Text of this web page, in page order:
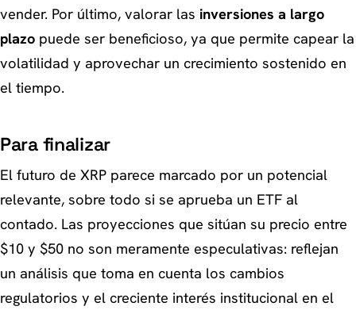
vender. Por último, valorar las inversiones a largo
plazo puede ser beneficioso, ya que permite capear la
volatilidad y aprovechar un crecimiento sostenido en
el tiempo.
Para finalizar
El futuro de XRP parece marcado por un potencial
relevante, sobre todo si se aprueba un ETF al
contado. Las proyecciones que sitúan su precio entre
$10 y $50 no son meramente especulativas: reflejan
un análisis que toma en cuenta los cambios
regulatorios y el creciente interés institucional en el